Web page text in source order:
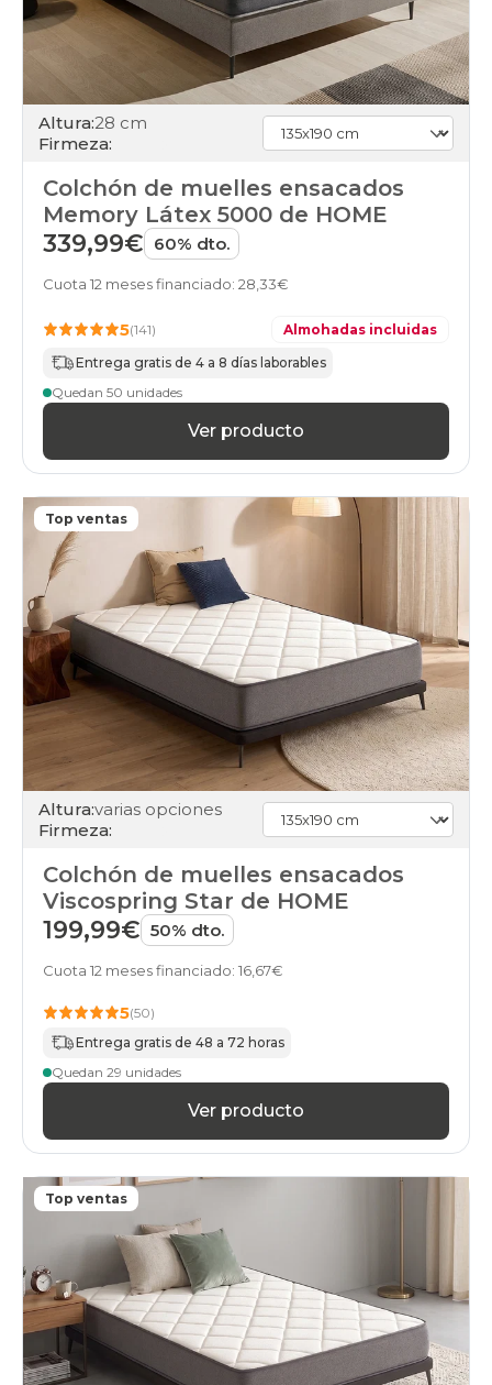
Altura:28 cm
Firmeza:
Colchón de muelles ensacados
Memory Látex 5000 de HOME
339,99€ 60% dto.
Cuota 12 meses financiado: 28,33€
5(141) Almohadas incluidas
Entrega gratis de 4 a 8 días laborables
Quedan 50 unidades
Ver producto
Top ventas
Altura:varias opciones
Firmeza:
Colchón de muelles ensacados
Viscospring Star de HOME
199,99€ 50% dto.
Cuota 12 meses financiado: 16,67€
5(50)
Entrega gratis de 48 a 72 horas
Quedan 29 unidades
Ver producto
Top ventas